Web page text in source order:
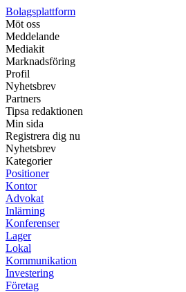
Bolagsplattform
Möt oss
Meddelande
Mediakit
Marknadsföring
Profil
Nyhetsbrev
Partners
Tipsa redaktionen
Min sida
Registrera dig nu
Nyhetsbrev
Kategorier
Positioner
Kontor
Advokat
Inlärning
Konferenser
Lager
Lokal
Kommunikation
Investering
Företag